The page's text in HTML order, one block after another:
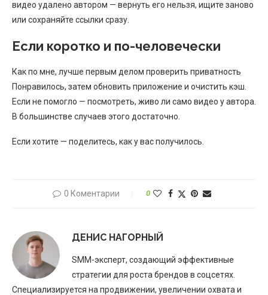
видео удалено автором — вернуть его нельзя, ищите заново
или сохраняйте ссылки сразу.
Если коротко и по-человечески
Как по мне, лучше первым делом проверить приватность
Понравилось, затем обновить приложение и очистить кэш.
Если не помогло — посмотреть, живо ли само видео у автора.
В большинстве случаев этого достаточно.
Если хотите — поделитесь, как у вас получилось.
0 Коментарии 0
ДЕНИС НАГОРНЫЙ
SMM-эксперт, создающий эффективные
стратегии для роста брендов в соцсетях.
Специализируется на продвижении, увеличении охвата и